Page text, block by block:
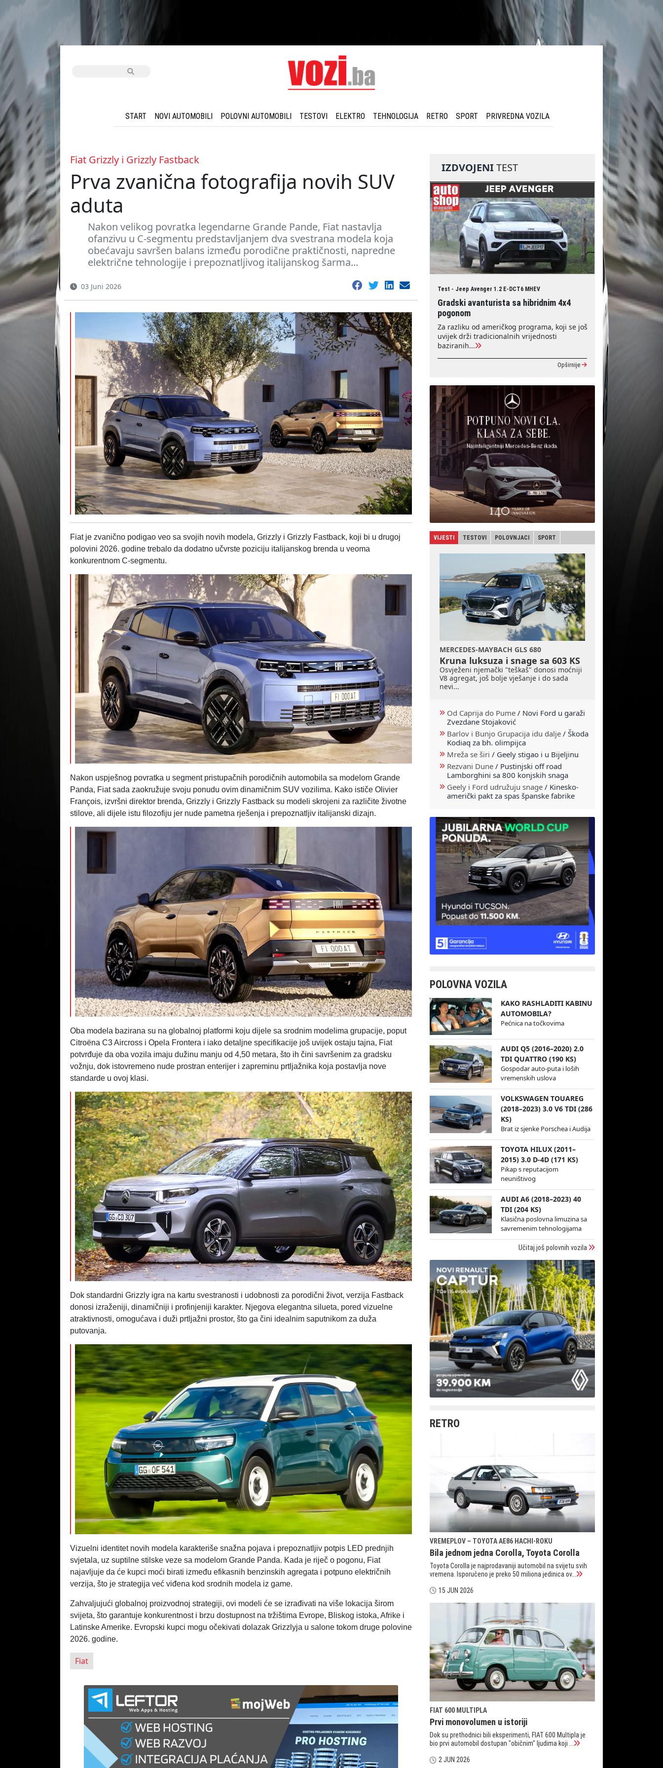
START NOVI AUTOMOBILI POLOVNI AUTOMOBILI TESTOVI ELEKTRO TEHNOLOGIJA RETRO SPORT PRIVREDNA VOZILA
Fiat Grizzly i Grizzly Fastback
Prva zvanična fotografija novih SUV
aduta
Nakon velikog povratka legendarne Grande Pande, Fiat nastavlja
ofanzivu u C-segmentu predstavljanjem dva svestrana modela koja
obećavaju savršen balans između porodične praktičnosti, napredne
električne tehnologije i prepoznatljivog italijanskog šarma...
03 Juni 2026
Fiat je zvanično podigao veo sa svojih novih modela, Grizzly i Grizzly Fastback, koji bi u drugoj
polovini 2026. godine trebalo da dodatno učvrste poziciju italijanskog brenda u veoma
konkurentnom C-segmentu.
Nakon uspješnog povratka u segment pristupačnih porodičnih automobila sa modelom Grande
Panda, Fiat sada zaokružuje svoju ponudu ovim dinamičnim SUV vozilima. Kako ističe Olivier
François, izvršni direktor brenda, Grizzly i Grizzly Fastback su modeli skrojeni za različite životne
stilove, ali dijele istu filozofiju jer nude pametna rješenja i prepoznatljiv italijanski dizajn.
Oba modela bazirana su na globalnoj platformi koju dijele sa srodnim modelima grupacije, poput
Citroëna C3 Aircross i Opela Frontera i iako detaljne specifikacije još uvijek ostaju tajna, Fiat
potvrđuje da oba vozila imaju dužinu manju od 4,50 metara, što ih čini savršenim za gradsku
vožnju, dok istovremeno nude prostran enterijer i zapreminu prtljažnika koja postavlja nove
standarde u ovoj klasi.
Dok standardni Grizzly igra na kartu svestranosti i udobnosti za porodični život, verzija Fastback
donosi izraženiji, dinamičniji i profinjeniji karakter. Njegova elegantna silueta, pored vizuelne
atraktivnosti, omogućava i duži prtljažni prostor, što ga čini idealnim saputnikom za duža
putovanja.
Vizuelni identitet novih modela karakteriše snažna pojava i prepoznatljiv potpis LED prednjih
svjetala, uz suptilne stilske veze sa modelom Grande Panda. Kada je riječ o pogonu, Fiat
najavljuje da će kupci moći birati između efikasnih benzinskih agregata i potpuno električnih
verzija, što je strategija već viđena kod srodnih modela iz game.
Zahvaljujući globalnoj proizvodnoj strategiji, ovi modeli će se izrađivati na više lokacija širom
svijeta, što garantuje konkurentnost i brzu dostupnost na tržištima Evrope, Bliskog istoka, Afrike i
Latinske Amerike. Evropski kupci mogu očekivati dolazak Grizzlyja u salone tokom druge polovine
2026. godine.
Fiat
IZDVOJENITEST
Test - Jeep Avenger 1.2 E-DCT6 MHEV
Gradski avanturista sa hibridnim 4x4
pogonom
Za razliku od američkog programa, koji se još
uvijek drži tradicionalnih vrijednosti
baziranih...
Opširnije
VIJESTI TESTOVI POLOVNJACI SPORT
MERCEDES-MAYBACH GLS 680
Kruna luksuza i snage sa 603 KS
Osvježeni njemački "teškaš" donosi moćniji
V8 agregat, još bolje vješanje i do sada
nevi...
Od Caprija do Pume / Novi Ford u garaži
Zvezdane Stojaković
Barlov i Bunjo Grupacija idu dalje /Škoda
Kodiaq za bh. olimpijca
Mreža se širi / Geely stigao i u Bijeljinu
Rezvani Dune / Pustinjski off road
Lamborghini sa 800 konjskih snaga
Geely i Ford udružuju snage / Kinesko-
američki pakt za spas španske fabrike
POLOVNA VOZILA
KAKO RASHLADITI KABINU
AUTOMOBILA?
Pećnica na točkovima
AUDI Q5 (2016–2020) 2.0
TDI QUATTRO (190 KS)
Gospodar auto-puta i loših
vremenskih uslova
VOLKSWAGEN TOUAREG
(2018–2023) 3.0 V6 TDI (286
KS)
Brat iz sjenke Porschea i Audija
TOYOTA HILUX (2011–
2015) 3.0 D-4D (171 KS)
Pikap s reputacijom
neuništivog
AUDI A6 (2018–2023) 40
TDI (204 KS)
Klasična poslovna limuzina sa
savremenim tehnologijama
Učitaj još polovnih vozila
RETRO
VREMEPLOV – TOYOTA AE86 HACHI-ROKU
Bila jednom jedna Corolla, Toyota Corolla
Toyota Corolla je najprodavaniji automobil na svijetu svih
vremena. Isporučeno je preko 50 miliona jedinica ov...
15 JUN 2026
FIAT 600 MULTIPLA
Prvi monovolumen u istoriji
Dok su prethodnici bili eksperimenti, FIAT 600 Multipla je
bio prvi automobil dostupan "običnim" ljudima koji ...
2 JUN 2026